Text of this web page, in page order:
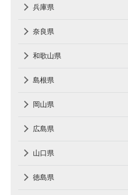
兵庫県
奈良県
和歌山県
島根県
岡山県
広島県
山口県
徳島県